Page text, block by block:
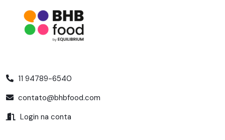
11 94789-6540
contato@bhbfood.com
Login na conta